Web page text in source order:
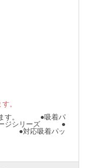
。
します。 ●吸着パ
ラージシリーズ ●
●対応吸着パッ